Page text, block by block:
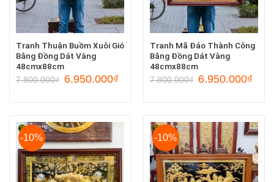
Tranh Thuận Buồm Xuôi Gió
Bằng Đồng Dát Vàng
48cmx88cm
7.800.000₫ 6.950.000₫
Tranh Mã Đáo Thành Công
Bằng Đồng Dát Vàng
48cmx88cm
7.800.000₫ 6.950.000₫
-10% -10%